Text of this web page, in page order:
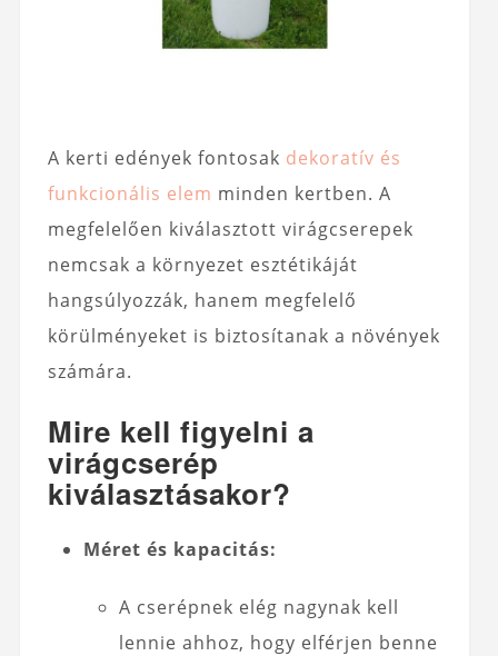
A kerti edények fontosak dekoratív és
funkcionális elem minden kertben. A
megfelelően kiválasztott virágcserepek
nemcsak a környezet esztétikáját
hangsúlyozzák, hanem megfelelő
körülményeket is biztosítanak a növények
számára.
Mire kell figyelni a
virágcserép
kiválasztásakor?
Méret és kapacitás:
A cserépnek elég nagynak kell
lennie ahhoz, hogy elférjen benne